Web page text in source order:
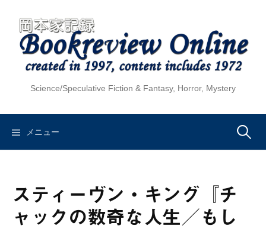
Science/Speculative Fiction & Fantasy, Horror, Mystery
メニュー 検
スティーヴン・キング『チ
ャックの数奇な人生／もし